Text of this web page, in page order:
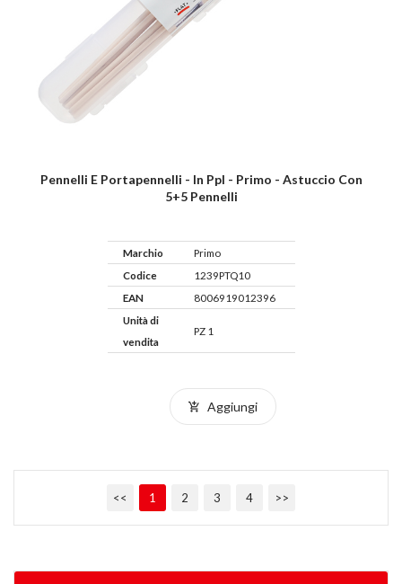
Pennelli E Portapennelli - In Ppl - Primo - Astuccio Con
5+5 Pennelli
Marchio
Primo
Codice
1239PTQ10
EAN
8006919012396
Unità di
vendita
PZ 1
Aggiungi
<< 1 2 3 4 >>